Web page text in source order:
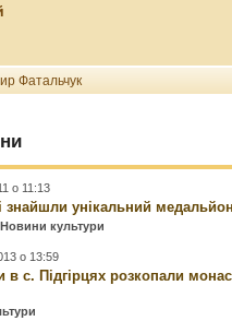
Фатальчук
о 11:13
знайшли унікальний медальйон
,Новини культури
о 13:59
в с. Підгірцях розкопали